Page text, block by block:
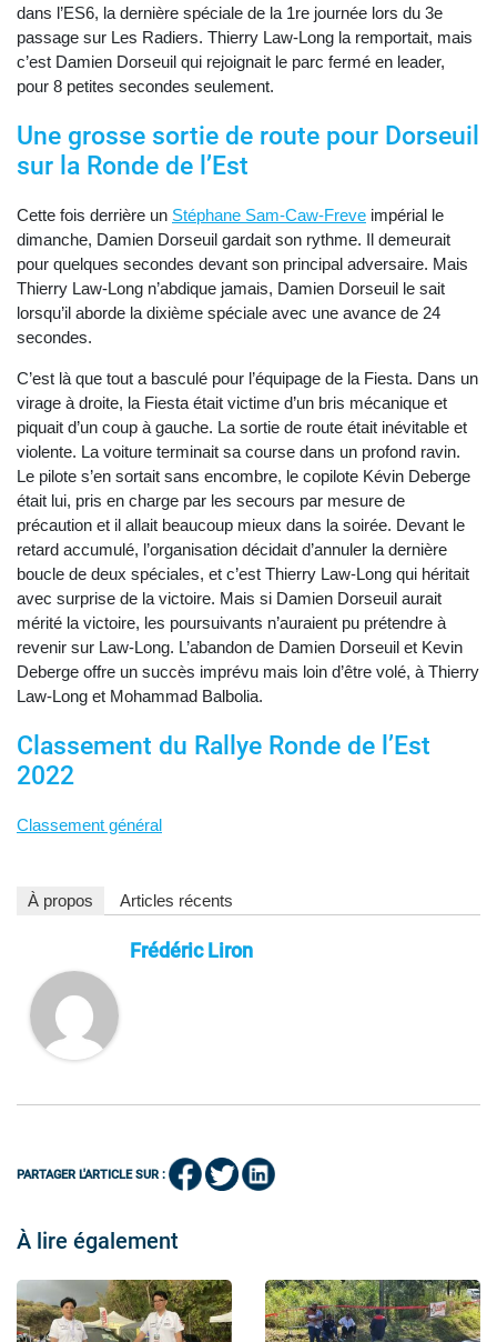
dans l’ES6, la dernière spéciale de la 1re journée lors du 3e
passage sur Les Radiers. Thierry Law-Long la remportait, mais
c’est Damien Dorseuil qui rejoignait le parc fermé en leader,
pour 8 petites secondes seulement.
Une grosse sortie de route pour Dorseuil
sur la Ronde de l’Est
Cette fois derrière un Stéphane Sam-Caw-Freve impérial le
dimanche, Damien Dorseuil gardait son rythme. Il demeurait
pour quelques secondes devant son principal adversaire. Mais
Thierry Law-Long n’abdique jamais, Damien Dorseuil le sait
lorsqu’il aborde la dixième spéciale avec une avance de 24
secondes.
C’est là que tout a basculé pour l’équipage de la Fiesta. Dans un
virage à droite, la Fiesta était victime d’un bris mécanique et
piquait d’un coup à gauche. La sortie de route était inévitable et
violente. La voiture terminait sa course dans un profond ravin.
Le pilote s’en sortait sans encombre, le copilote Kévin Deberge
était lui, pris en charge par les secours par mesure de
précaution et il allait beaucoup mieux dans la soirée. Devant le
retard accumulé, l’organisation décidait d’annuler la dernière
boucle de deux spéciales, et c’est Thierry Law-Long qui héritait
avec surprise de la victoire. Mais si Damien Dorseuil aurait
mérité la victoire, les poursuivants n’auraient pu prétendre à
revenir sur Law-Long. L’abandon de Damien Dorseuil et Kevin
Deberge offre un succès imprévu mais loin d’être volé, à Thierry
Law-Long et Mohammad Balbolia.
Classement du Rallye Ronde de l’Est
2022
Classement général
À propos Articles récents
Frédéric Liron
PARTAGER L'ARTICLE SUR :
À lire également